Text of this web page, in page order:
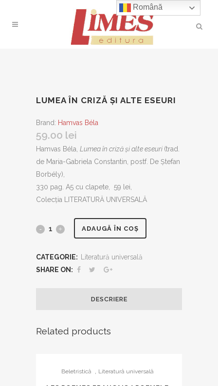
LUMEA ÎN CRIZĂ ȘI ALTE ESEURI
Brand: Hamvas Béla
59.00 lei
Hamvas Béla, Lumea în criză și alte eseuri (trad.
de Maria-Gabriela Constantin, postf. De Ștefan
Borbély),
330 pag. A5 cu clapete, 59 lei,
Colecția LITERATURĂ UNIVERSALĂ
Lumea
quantity
ADAUGĂ ÎN COȘ
CATEGORIE:
Literatură universală
SHARE ON:
DESCRIERE
Related products
Beletristică Literatură universală
Română